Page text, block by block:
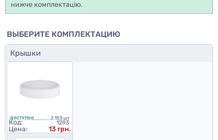
нижче комплектацію.
ВЫБЕРИТЕ КОМПЛЕКТАЦИЮ
Крышки
ДОСТУПНО 2 153 шт
Код: 1293
Цена:
13 грн.